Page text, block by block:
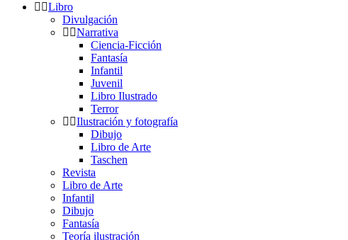
Libro
Divulgación
Narrativa
Ciencia-Ficción
Fantasía
Infantil
Juvenil
Libro Ilustrado
Terror
Ilustración y fotografía
Dibujo
Libro de Arte
Taschen
Revista
Libro de Arte
Infantil
Dibujo
Fantasía
Teoría ilustración